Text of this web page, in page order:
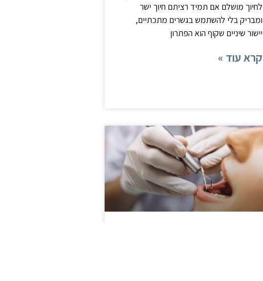
לחיוך מושלם אם תמיד רציתם חיוך ישר
ומבריק בלי להשתמש בגשרים מתכתיים,
יישור שיניים שקוף הוא הפתרון
קרא עוד »